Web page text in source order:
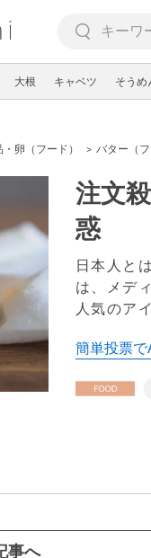
大根 キャベツ そうめ
卵（フード） バター（フ
注文
惑
日本人と
は、メデ
人気のア
簡単投票で
事へ